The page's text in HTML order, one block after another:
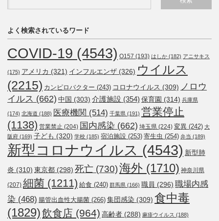
よく検索されているワード
COVID-19 (4543) O157 (193) はしか (182) アニサキス
(175) アメリカ (321) インフルエンザ (326) ウイルス
(2215) カンピロバクター (243) コロナウイルス (309) ノロウ
イルス (662) 中国 (303) 介護施設 (354) 保育園 (314) 兵庫県
(174) 北海道 (188) 医療機関 (514) 千葉県 (191) 営業停止
(1138) 営業禁止 (204) 国内感染 (662) 埼玉県 (224) 変異 (242) 大
阪府 (169) 子ども (320) 学校 (185) 宿泊施設 (253) 寄生虫 (254) 弁当 (189)
新型コロナウイルス (4543) 新型肺
炎 (310) 東京都 (298) 死亡 (730)海外 (1710) 神奈川県
(207) 細菌 (1211) 給食 (240) 群馬県 (166) 職員 (296) 職場内感
染 (468) 腸管出血性大腸菌 (266) 集団感染 (309) 食中毒
(1829)飲食店 (964) 高齢者 (288) 麻疹ウイルス (188)